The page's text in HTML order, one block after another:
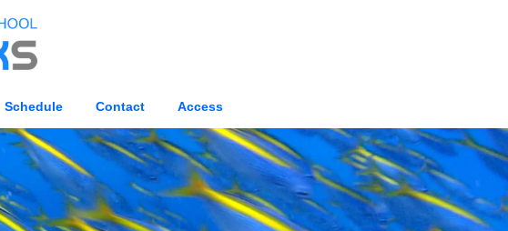
Schedule Contact Access